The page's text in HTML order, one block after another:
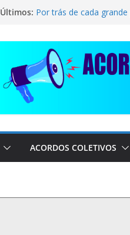
Últimos: CORRENTE DE
COMPANHEIRO
pai dedicado
📢 ATENÇÃO,
Sindágua/RN presente
Luiz Marinho!
ELE AVISOU SOBRE A
ACORDOS COLETIVOS